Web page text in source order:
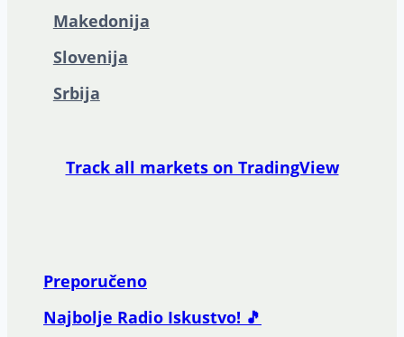
Makedonija
Slovenija
Srbija
Track all markets on TradingView
Preporučeno
Najbolje Radio Iskustvo! 🎵